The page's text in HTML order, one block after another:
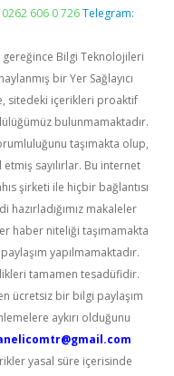
606 0 726 Telegram:
gereğince Bilgi Teknolojileri
bir Yer Sağlayıcı
sitedeki içerikleri proaktif
bulunmamaktadır.
taşımakta olup,
sayılırlar. Bu internet
şirketi ile hiçbir bağlantısı
hazırladığımız makaleler
haber niteliği taşımamakta
yapılmamaktadır.
tamamen tesadüfidir.
ücretsiz bir bilgi paylaşım
aykırı olduğunu
yasal süre içerisinde